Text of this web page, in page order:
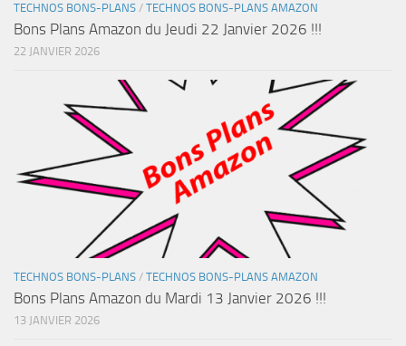
TECHNOS BONS-PLANS / TECHNOS BONS-PLANS AMAZON
Bons Plans Amazon du Jeudi 22 Janvier 2026 !!!
22 JANVIER 2026
TECHNOS BONS-PLANS / TECHNOS BONS-PLANS AMAZON
Bons Plans Amazon du Mardi 13 Janvier 2026 !!!
13 JANVIER 2026